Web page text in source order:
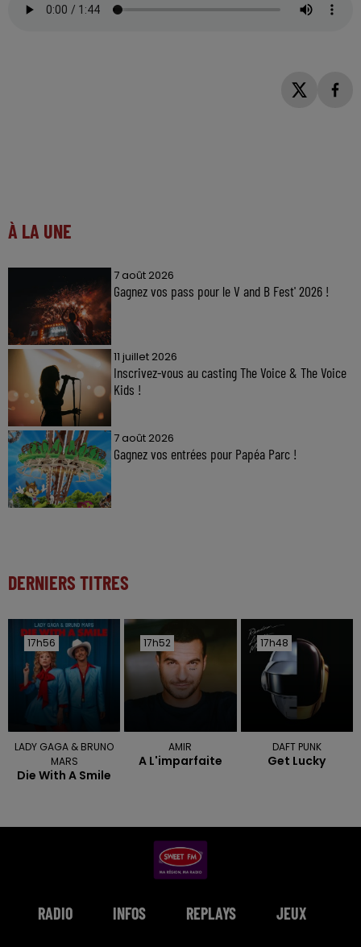
À LA UNE
7 août 2026
Gagnez vos pass pour le V and B Fest' 2026 !
11 juillet 2026
Inscrivez-vous au casting The Voice & The Voice
Kids !
7 août 2026
Gagnez vos entrées pour Papéa Parc !
DERNIERS TITRES
17h56
17h56
LADY GAGA & BRUNO
MARS
Die With A Smile
17h52
17h52
AMIR
A L'imparfaite
17h48
17h48
DAFT PUNK
Get Lucky
RADIO INFOS REPLAYS JEUX